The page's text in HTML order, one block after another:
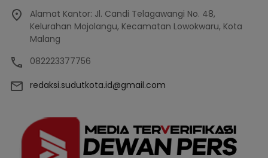
Alamat Kantor: Jl. Candi Telagawangi No. 48,
Kelurahan Mojolangu, Kecamatan Lowokwaru, Kota
Malang
082223377756
redaksi.sudutkota.id@gmail.com